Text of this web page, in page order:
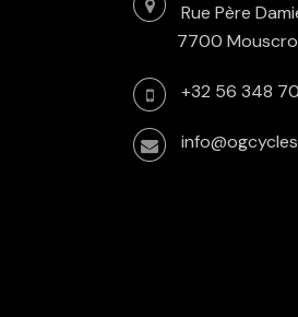
Rue Père
7700
+32 56 348